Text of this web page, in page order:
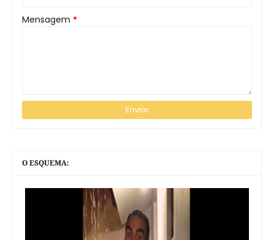
Mensagem *
O ESQUEMA: